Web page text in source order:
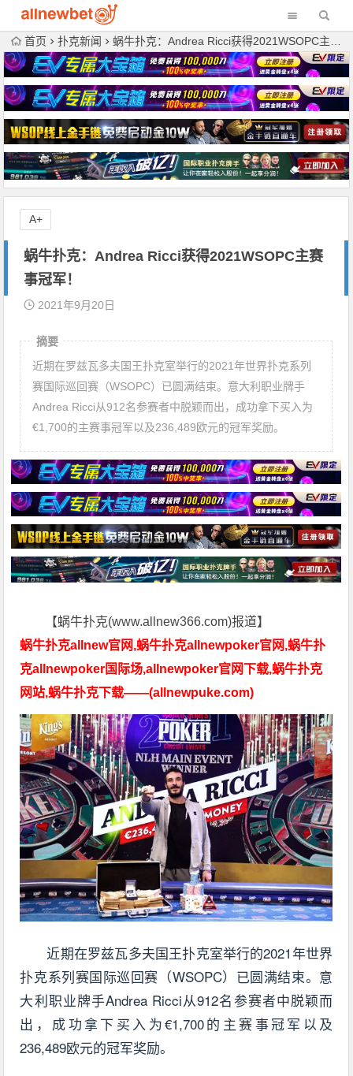
首页 扑克新闻 蜗牛扑克：Andrea Ricci获得2021WSOPC主赛事冠军！
蜗牛扑克：Andrea Ricci获得2021WSOPC主赛
事冠军！
2021年9月20日
摘要
近期在罗兹瓦多夫国王扑克室举行的2021年世界扑克系列
赛国际巡回赛（WSOPC）已圆满结束。意大利职业牌手
Andrea Ricci从912名参赛者中脱颖而出，成功拿下买入为
€1,700的主赛事冠军以及236,489欧元的冠军奖励。
【蜗牛扑克(www.allnew366.com)报道】
蜗牛扑克allnew官网,蜗牛扑克allnewpoker官网,蜗牛扑
克allnewpoker国际场,allnewpoker官网下载,蜗牛扑克
网站,蜗牛扑克下载——(allnewpuke.com)
近期在罗兹瓦多夫国王扑克室举行的2021年世界
扑克系列赛国际巡回赛（WSOPC）已圆满结束。意
大利职业牌手Andrea Ricci从912名参赛者中脱颖而
出，成功拿下买入为€1,700的主赛事冠军以及
236,489欧元的冠军奖励。
A+